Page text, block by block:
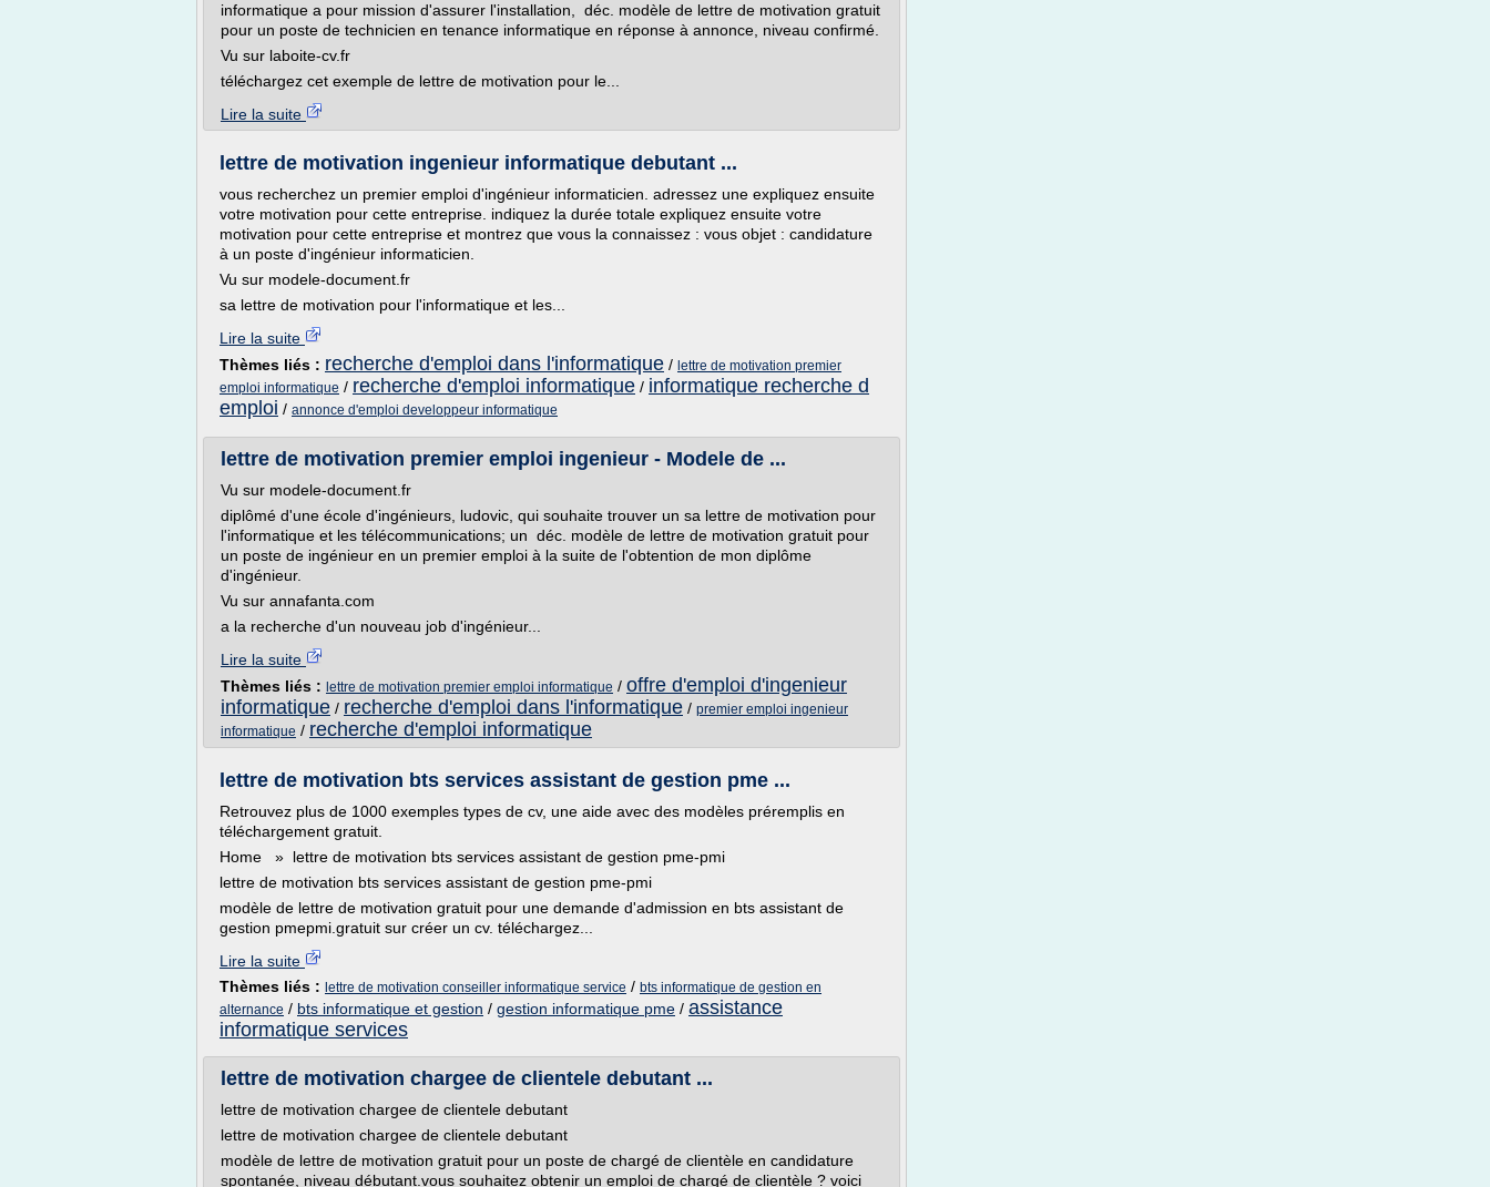
informatique a pour mission d'assurer l'installation, déc. modèle de lettre de motivation gratuit
pour un poste de technicien en tenance informatique en réponse à annonce, niveau confirmé.
Vu sur laboite-cv.fr
téléchargez cet exemple de lettre de motivation pour le...
Lire la suite
lettre de motivation ingenieur informatique debutant ...
vous recherchez un premier emploi d'ingénieur informaticien. adressez une expliquez ensuite
votre motivation pour cette entreprise. indiquez la durée totale expliquez ensuite votre
motivation pour cette entreprise et montrez que vous la connaissez : vous objet : candidature
à un poste d'ingénieur informaticien.
Vu sur modele-document.fr
sa lettre de motivation pour l'informatique et les...
Lire la suite
Thèmes liés : recherche d'emploi dans l'informatique / lettre de motivation premier
emploi informatique / recherche d'emploi informatique / informatique recherche d
emploi / annonce d'emploi developpeur informatique
lettre de motivation premier emploi ingenieur - Modele de ...
Vu sur modele-document.fr
diplômé d'une école d'ingénieurs, ludovic, qui souhaite trouver un sa lettre de motivation pour
l'informatique et les télécommunications; un déc. modèle de lettre de motivation gratuit pour
un poste de ingénieur en un premier emploi à la suite de l'obtention de mon diplôme
d'ingénieur.
Vu sur annafanta.com
a la recherche d'un nouveau job d'ingénieur...
Lire la suite
Thèmes liés : lettre de motivation premier emploi informatique / offre d'emploi d'ingenieur
informatique / recherche d'emploi dans l'informatique / premier emploi ingenieur
informatique / recherche d'emploi informatique
lettre de motivation bts services assistant de gestion pme ...
Retrouvez plus de 1000 exemples types de cv, une aide avec des modèles préremplis en
téléchargement gratuit.
Home » lettre de motivation bts services assistant de gestion pme-pmi
lettre de motivation bts services assistant de gestion pme-pmi
modèle de lettre de motivation gratuit pour une demande d'admission en bts assistant de
gestion pmepmi.gratuit sur créer un cv. téléchargez...
Lire la suite
Thèmes liés : lettre de motivation conseiller informatique service / bts informatique de gestion en
alternance / bts informatique et gestion / gestion informatique pme / assistance
informatique services
lettre de motivation chargee de clientele debutant ...
lettre de motivation chargee de clientele debutant
lettre de motivation chargee de clientele debutant
modèle de lettre de motivation gratuit pour un poste de chargé de clientèle en candidature
spontanée, niveau débutant.vous souhaitez obtenir un emploi de chargé de clientèle ? voici